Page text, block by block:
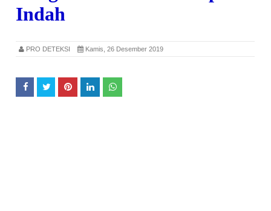
Indah
PRO DETEKSI Kamis, 26 Desember 2019